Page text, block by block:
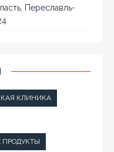
Переславль-
КЛИНИКА
ПРОДУКТЫ